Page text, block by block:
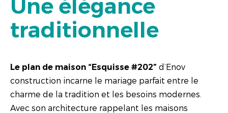
Une élégance
traditionnelle
Le plan de maison “Esquisse #202” d’Enov
construction incarne le mariage parfait entre le
charme de la tradition et les besoins modernes.
Avec son architecture rappelant les maisons